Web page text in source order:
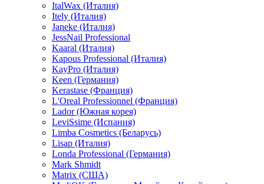
ItalWax (Италия)
Itely (Италия)
Janeke (Италия)
JessNail Professional
Kaaral (Италия)
Kapous Professional (Италия)
KayPro (Италия)
Keen (Германия)
Kerastase (Франция)
L'Oreal Professionnel (Франция)
Lador (Южная корея)
LeviSsime (Испания)
Limba Cosmetics (Беларусь)
Lisap (Италия)
Londa Professional (Германия)
Mark Shmidt
Matrix (США)